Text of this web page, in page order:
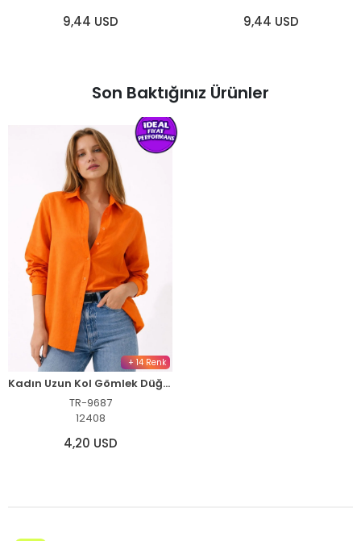
9,44 USD 9,44 USD
Son Baktığınız Ürünler
+ 14 Renk
Kadın Uzun Kol Gömlek Düğmeli Klasik Yaka Günlük ve Ofis Şıklığına uygun - Turuncu
TR-9687
12408
4,20 USD